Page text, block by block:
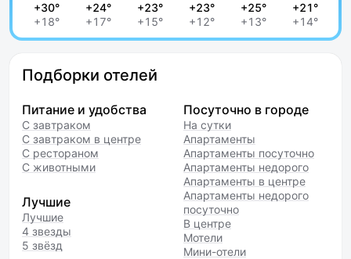
+30°
+18°
+24°
+17°
+23°
+15°
+23°
+12°
+25°
+13°
+21°
+14°
Подборки отелей
Питание и удобства
С завтраком
С завтраком в центре
С рестораном
С животными
Лучшие
Лучшие
4 звезды
5 звёзд
Посуточно в городе
На сутки
Апартаменты
Апартаменты посуточно
Апартаменты недорого
Апартаменты в центре
Апартаменты недорого
посуточно
В центре
Мотели
Мини-отели